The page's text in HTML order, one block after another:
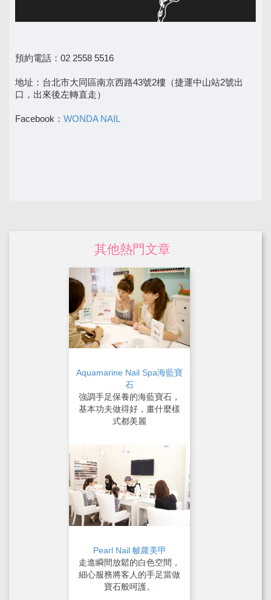
預約電話：02 2558 5516
地址：台北市大同區南京西路43號2樓（捷運中山站2號出
口，出來後左轉直走）
Facebook： WONDA NAIL
其他熱門文章
Aquamarine Nail Spa海藍寶
石
強調手足保養的海藍寶石，
基本功夫做得好，畫什麼樣
式都美麗
Pearl Nail 帔蘿美甲
走進瞬間放鬆的白色空間，
細心服務將客人的手足當做
寶石般呵護。